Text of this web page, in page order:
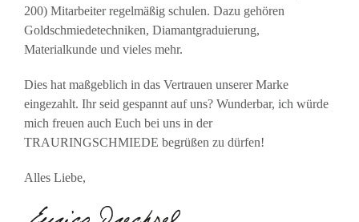
200) Mitarbeiter regelmäßig schulen. Dazu gehören
Goldschmiedetechniken, Diamantgraduierung,
Materialkunde und vieles mehr.
Dies hat maßgeblich in das Vertrauen unserer Marke
eingezahlt. Ihr seid gespannt auf uns? Wunderbar, ich würde
mich freuen auch Euch bei uns in der
TRAURINGSCHMIEDE begrüßen zu dürfen!
Alles Liebe,